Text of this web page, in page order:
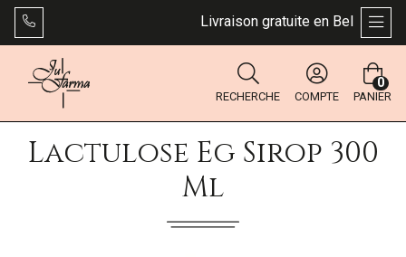
Livraison gratuite en Belgique
RECHERCHE COMPTE PANIER
0
Lactulose Eg Sirop 300
Ml